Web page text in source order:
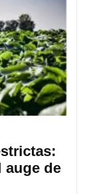
auge de